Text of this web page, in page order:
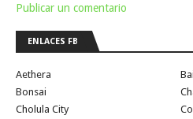
Publicar un comentario
ENLACES FB
Aethera
Bonsai
Cholula City